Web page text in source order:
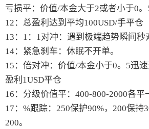
亏损平：价值/本金大于2或者小于0
12：总盈利达到平均100USD/手平仓
13：1：1对冲：遇到极端趋势瞬间秒
14：紧急刹车：休眠不开单。
15：倍对冲：价值/本金小于0。5迅
盈利1USD平仓
16：分级价值平：400-800-2000各平
17：%跟踪：250保护90%，200保持
200。